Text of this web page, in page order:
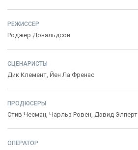
РЕЖИССЕР
Роджер Дональдсон
СЦЕНАРИСТЫ
Дик Клемент, Йен Ла Френас
ПРОДЮСЕРЫ
Стив Чесман, Чарльз Ровен, Дэвид Элперт
ОПЕРАТОР